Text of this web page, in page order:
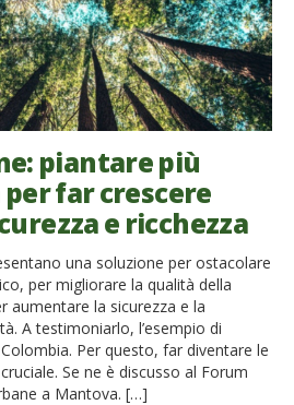
piantare più
far crescere
e ricchezza
una soluzione per ostacolare
per migliorare la qualità della
aumentare la sicurezza e la
A testimoniarlo, l’esempio di
Per questo, far diventare le
Se ne è discusso al Forum
a Mantova. […]